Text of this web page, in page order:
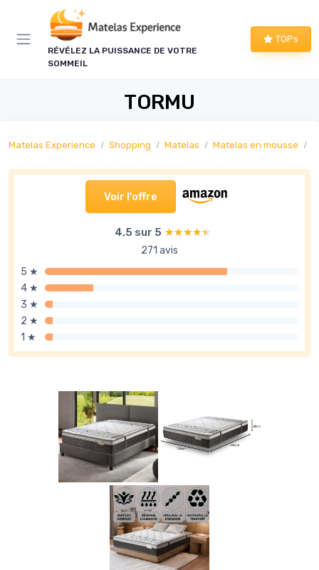
RÉVÉLEZ LA PUISSANCE DE VOTRE
SOMMEIL
TOPs
TORMU
Matelas Experience Shopping Matelas Matelas en mousse
Voir l'offre
4,5 sur 5 ★★★★★
★★★★★
271 avis
5 ★
4 ★
3 ★
2 ★
1 ★
Panneau de gestion des cookies